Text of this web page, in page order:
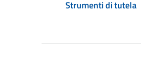
Strumenti di tutela